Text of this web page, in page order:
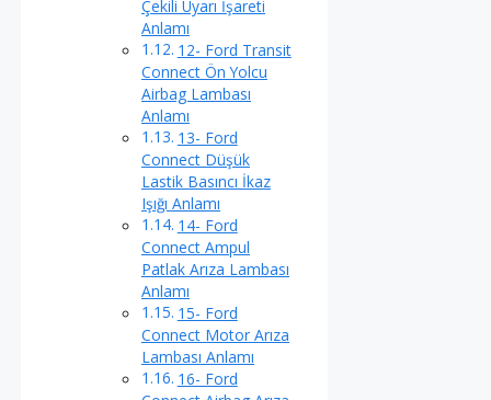
Çekili Uyarı İşareti
Anlamı
12- Ford Transit
Connect Ön Yolcu
Airbag Lambası
Anlamı
13- Ford
Connect Düşük
Lastik Basıncı İkaz
Işığı Anlamı
14- Ford
Connect Ampul
Patlak Arıza Lambası
Anlamı
15- Ford
Connect Motor Arıza
Lambası Anlamı
16- Ford